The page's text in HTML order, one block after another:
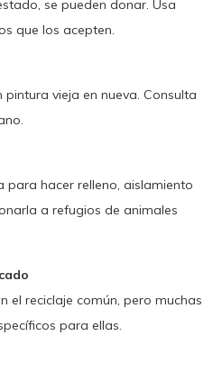
se pueden donar. Usa
que los acepten.
vieja en nueva. Consulta
para hacer relleno, aislamiento
a refugios de animales
el reciclaje común, pero muchas
para ellas.